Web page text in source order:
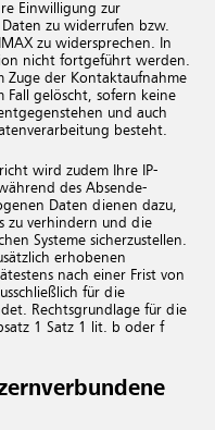
Einwilligung zur
zu widerrufen bzw.
zu widersprechen. In
nicht fortgeführt werden.
Zuge der Kontaktaufnahme
gelöscht, sofern keine
und auch
besteht.
wird zudem Ihre IP-
des Absende-
Daten dienen dazu,
zu verhindern und die
Systeme sicherzustellen.
erhobenen
nach einer Frist von
für die
Rechtsgrundlage für die
1 Satz 1 lit. b oder f